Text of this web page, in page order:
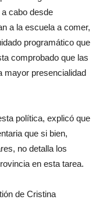
cabo desde
a la escuela a comer,
programático que
comprobado que las
mayor presencialidad
política, explicó que
que si bien,
no detalla los
en esta tarea.
de Cristina